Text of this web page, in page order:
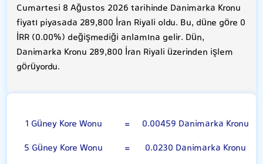
Cumartesi 8 Ağustos 2026 tarihinde Danimarka Kronu
fiyatı piyasada 289,800 İran Riyali oldu. Bu, düne göre 0
İRR (0.00%) değişmediği anlamına gelir. Dün,
Danimarka Kronu 289,800 İran Riyali üzerinden işlem
görüyordu.
1 Güney Kore Wonu =
0.00459 Danimarka Kronu
5 Güney Kore Wonu
=
0.0230 Danimarka Kronu